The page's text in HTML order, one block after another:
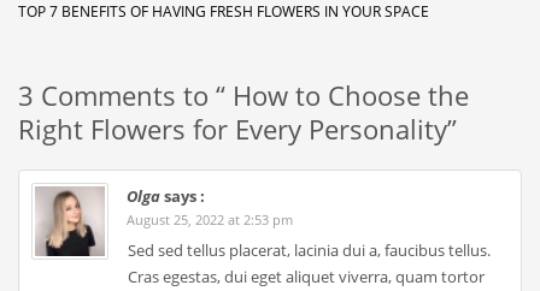
TOP 7 BENEFITS OF HAVING FRESH FLOWERS IN YOUR SPACE
3 Comments to “ How to Choose the
Right Flowers for Every Personality”
Olgasays :
August 25, 2022 at 2:53 pm
Sed sed tellus placerat, lacinia dui a, faucibus tellus.
Cras egestas, dui eget aliquet viverra, quam tortor